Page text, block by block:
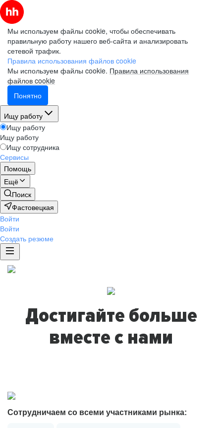
Мы используем файлы cookie, чтобы обеспечивать
правильную работу нашего веб-сайта и анализировать
сетевой трафик.
Правила использования файлов cookie
Мы используем файлы cookie. Правила использования
файлов cookie
Понятно
Ищу работу
Ищу работу
Ищу работу
Ищу сотрудника
Сервисы
Помощь
Ещё
Поиск
Фастовецкая
Войти
Войти
Создать резюме
Достигайте больше
вместе с нами
Сотрудничаем со всеми участниками рынка: